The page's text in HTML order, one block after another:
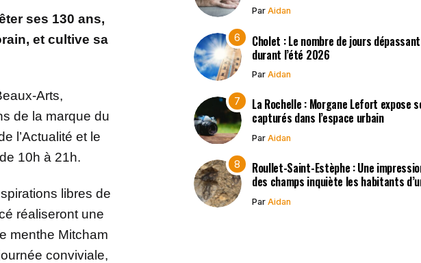
ses 130 ans,
et cultive sa
Arts,
de la marque du
l’Actualité et le
10h à 21h.
libres de
réaliseront une
menthe Mitcham
conviviale,
Par Aidan
Cholet : Le nombre de jours
durant l’été 2026
Par Aidan
La Rochelle : Morgane Lefort
capturés dans l’espace urbain
Par Aidan
Roullet-Saint-Estèphe : Une
des champs inquiète les habitants
Par Aidan